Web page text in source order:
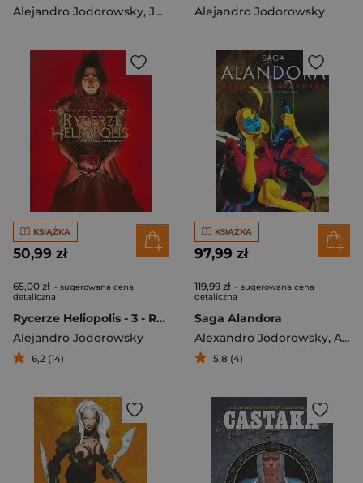
Alejandro Jodorowsky, Jérémy Petiqueux
Alejandro Jodorowsky
KSIĄŻKA
50,99 zł
65,00 zł - sugerowana cena
detaliczna
Rycerze Heliopolis - 3 - Rubedo, faza czerwienienia
Alejandro Jodorowsky
6,2 (14)
KSIĄŻKA
97,99 zł
119,99 zł - sugerowana cena
detaliczna
Saga Alandora
Alexandro Jodorowsky, Alejandro Jodorowsky
5,8 (4)